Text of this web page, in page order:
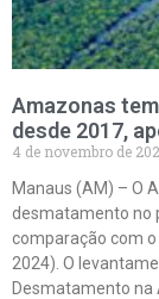
Amazonas
desde 2017,
4 de novembro de
Manaus (AM) – O
desmatamento no
comparação com
2024). O
Desmatamento na